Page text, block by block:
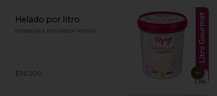
Helado por litro
Helado por litro sabor vainilla
$36.200